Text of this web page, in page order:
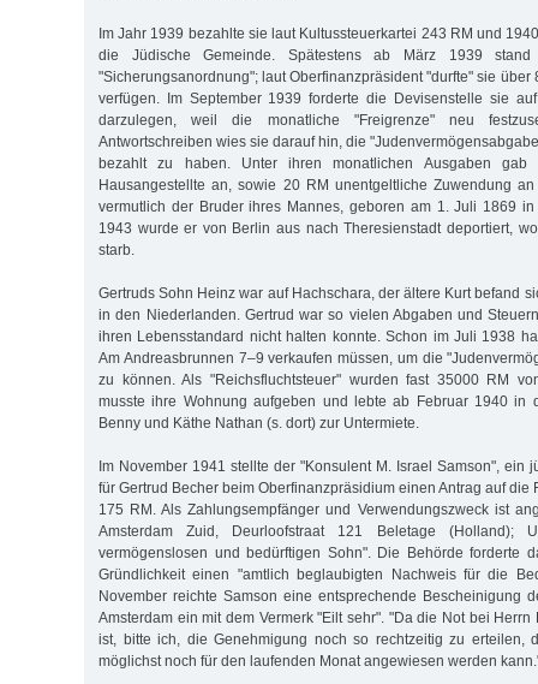
Im Jahr 1939 bezahlte sie laut Kultussteuerkartei 243 RM und
die Jüdische Gemeinde. Spätestens ab März 1939
"Sicherungsanordnung"; laut Oberfinanzpräsident "durfte" sie über
verfügen. Im September 1939 forderte die Devisenstelle sie
darzulegen, weil die monatliche "Freigrenze" neu
Antwortschreiben wies sie darauf hin, die
bezahlt zu haben. Unter ihren monatlichen Ausgaben
Hausangestellte an, sowie 20 RM unentgeltliche Zuwendung
vermutlich der Bruder ihres Mannes, geboren am 1. Juli 1869
1943 wurde er von Berlin aus nach Theresienstadt deportiert,
starb.
Gertruds Sohn Heinz war auf Hachschara, der ältere Kurt befand
in den Niederlanden. Gertrud war so vielen Abgaben und
ihren Lebensstandard nicht halten konnte. Schon im Juli 1938
Am Andreasbrunnen 7–9 verkaufen müssen, um die
zu können. Als "Reichsfluchtsteuer" wurden fast 35000 RM
musste ihre Wohnung aufgeben und lebte ab Februar 1940 in
Benny und Käthe Nathan (s. dort) zur Untermiete.
Im November 1941 stellte der "Konsulent M. Israel Samson", ein
für Gertrud Becher beim Oberfinanzpräsidium einen Antrag auf die
175 RM. Als Zahlungsempfänger und Verwendungszweck ist
Amsterdam Zuid, Deurloofstraat 121 Beletage (Holland);
vermögenslosen und bedürftigen Sohn". Die Behörde forderte
Gründlichkeit einen "amtlich beglaubigten Nachweis für die
November reichte Sam­son eine entsprechende Bescheinigung
Amsterdam ein mit dem Vermerk "Eilt sehr". "Da die Not bei
ist, bitte ich, die Genehmigung noch so rechtzeitig zu erteilen,
möglichst noch für den laufenden Monat angewiesen werden